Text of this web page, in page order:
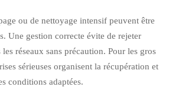
ou de nettoyage intensif peuvent être
Une gestion correcte évite de rejeter
réseaux sans précaution. Pour les gros
sérieuses organisent la récupération et
conditions adaptées.